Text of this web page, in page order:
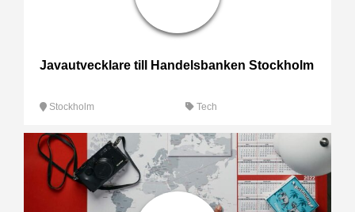
Javautvecklare till Handelsbanken Stockholm
Stockholm Tech